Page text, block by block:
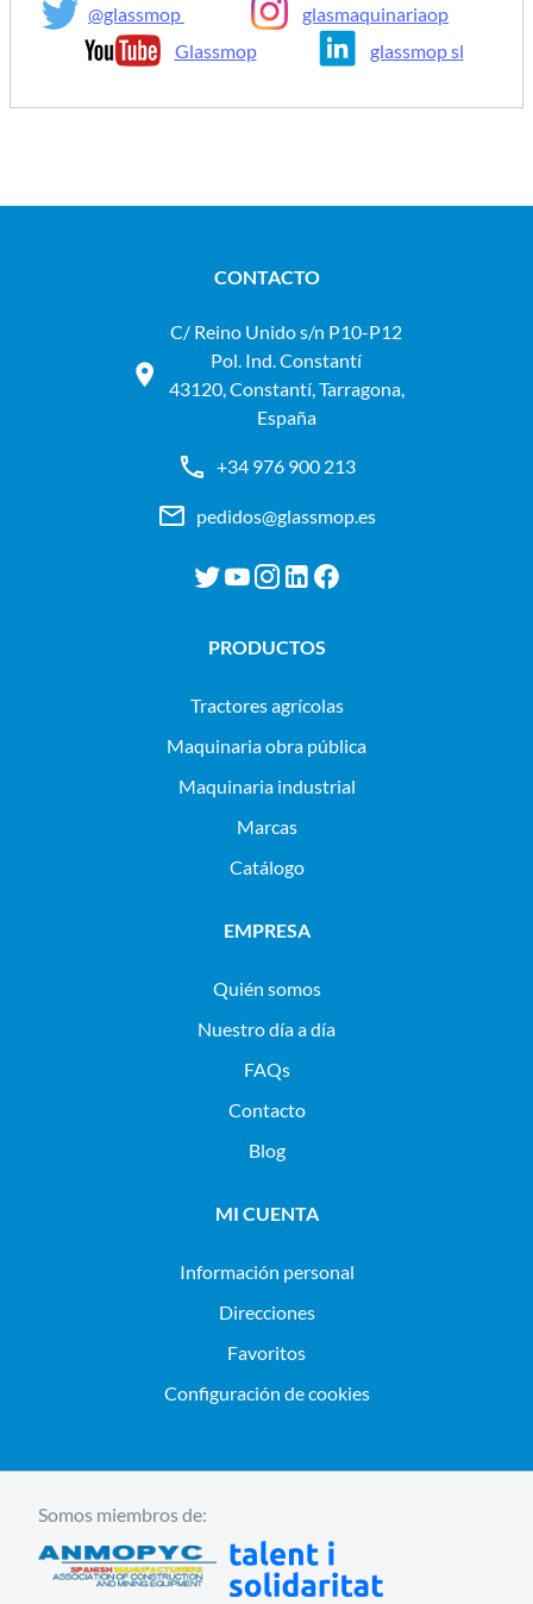
@glassmop
glasmaquinariaop
Glassmop
glassmop sl
CONTACTO
C/ Reino Unido s/n P10-P12
Pol. Ind. Constantí
43120, Constantí, Tarragona,
España
+34 976 900 213
pedidos@glassmop.es
PRODUCTOS
tractores agrícolas
maquinaria obra pública
maquinaria industrial
Marcas
Catálogo
EMPRESA
Quién somos
Nuestro día a día
FAQs
Contacto
Blog
MI CUENTA
Información personal
Direcciones
Favoritos
Configuración de cookies
Somos miembros de: